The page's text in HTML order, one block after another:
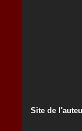
Site de